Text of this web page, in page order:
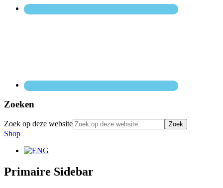
Zoeken
Zoek op deze website
Shop
Primaire Sidebar